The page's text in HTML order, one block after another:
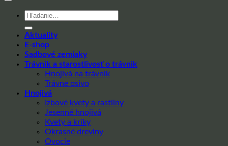
Hľadať:
Aktuality
E-shop
Sadbové zemiaky
Trávnik a starostlivosť o trávnik
Hnojivá na trávnik
Trávne osivo
Hnojivá
Izbové kvety a rastliny
Jesenné hnojivá
Kvety a kríky
Okrasné dreviny
Ovocie